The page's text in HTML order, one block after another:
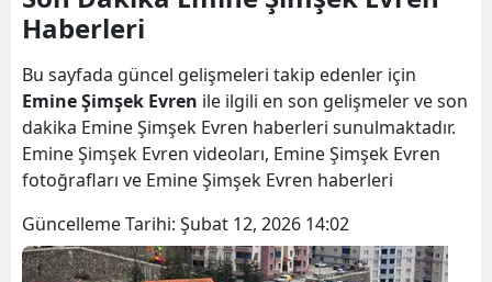
Bingöl
Bitlis
Bolu
Bursa
Haberleri
Bu sayfada güncel gelişmeleri takip edenler için
Emine Şimşek Evren ile ilgili en son gelişmeler ve son
dakika Emine Şimşek Evren haberleri sunulmaktadır.
Emine Şimşek Evren videoları, Emine Şimşek Evren
fotoğrafları ve Emine Şimşek Evren haberleri
Güncelleme Tarihi: Şubat 12, 2026 14:02